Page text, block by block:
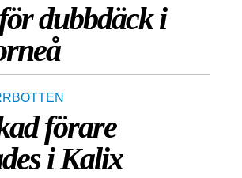
dubbdäck i
förare
i Kalix